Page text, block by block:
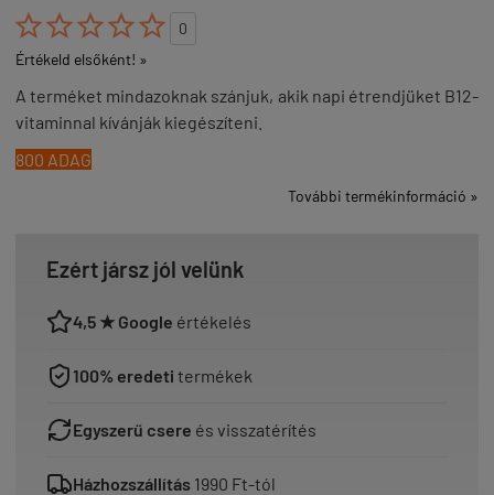

0
Értékeld elsőként! »
A terméket mindazoknak szánjuk, akik napi étrendjüket B12-
vitaminnal kívánják kiegészíteni.
800 ADAG
További termékinformáció »
Ezért jársz jól velünk
4,5 ★ Google értékelés
100% eredeti termékek
Egyszerű csere és visszatérítés
Házhozszállítás 1990 Ft-tól